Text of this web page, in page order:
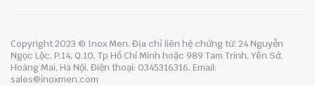
Copyright 2023 © Inox Men. Địa chỉ liên hệ chứng từ: 24 Nguyễn
Ngọc Lộc, P.14, Q.10, Tp Hồ Chí Minh hoặc 989 Tam Trinh, Yên Sở,
Hoàng Mai, Hà Nội. Điện thoại: 0345316316. Email:
sales@inoxmen.com